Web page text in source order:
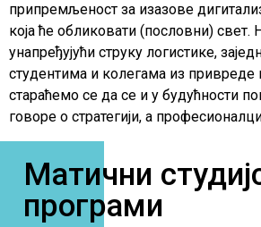
припремљеност за изазове
која ће обликовати (пословни) свет.
унапређујући струку логистике,
студентима и колегама из привреде
стараћемо се да се и у будућности
говоре о стратегији, а
Матични
програми